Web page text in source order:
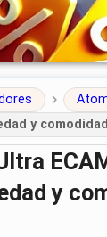
y comodidad
y